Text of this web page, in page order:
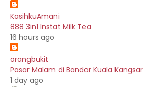
KasihkuAmani
888 3in1 Instat Milk Tea
16 hours ago
orangbukit
Pasar Malam di Bandar Kuala Kangsar
1 day ago